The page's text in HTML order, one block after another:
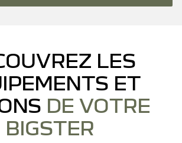
LES
ET
DE VOTRE
BIGSTER